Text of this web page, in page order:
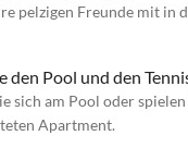
pelzigen Freunde mit in
den Pool und den
sich am Pool oder
Apartment.